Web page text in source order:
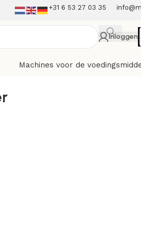
+31 6 53 27 03 35
Inloggen
Machines voor de